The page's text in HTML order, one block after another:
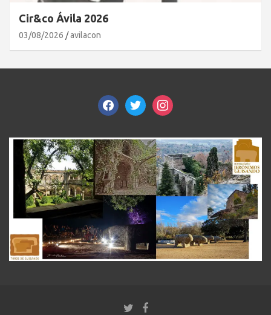
Cir&co Ávila 2026
03/08/2026 avilacon
facebooktwitterinstagram